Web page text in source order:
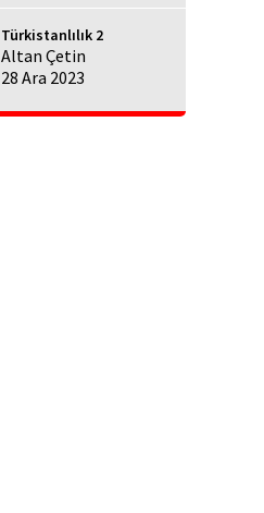
Türkistanlılık 2
Altan Çetin
28 Ara 2023